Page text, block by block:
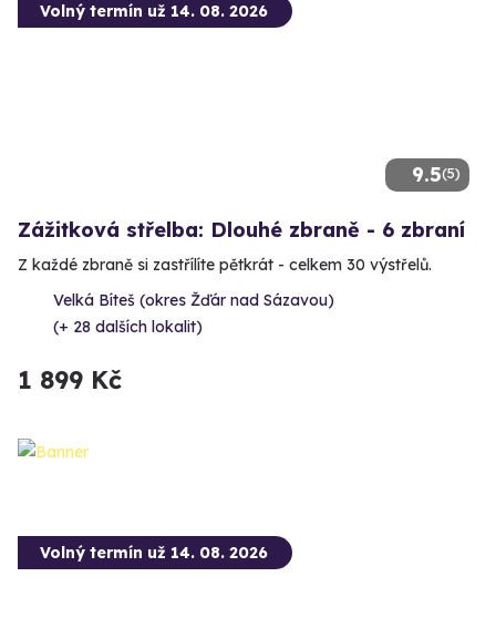
9.5(5)
Volný termín už 14. 08. 2026
Zážitková střelba: Dlouhé zbraně - 6 zbraní
Z každé zbraně si zastřílíte pětkrát - celkem 30 výstřelů.
Velká Bíteš (okres Žďár nad Sázavou)
(+ 28 dalších lokalit)
1 899 Kč
Volný termín už 14. 08. 2026